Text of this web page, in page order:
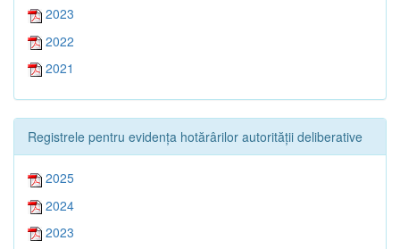
2023
2022
2021
Registrele pentru evidența hotărârilor autorității deliberative
2025
2024
2023